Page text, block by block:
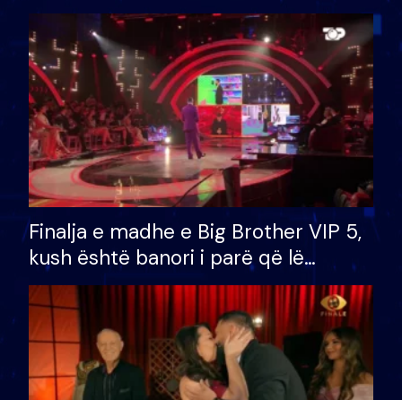
Finalja e madhe e Big Brother VIP 5,
kush është banori i parë që lë
shtëpinë dhe humb mundësinë për
të fituar çmimin e madh